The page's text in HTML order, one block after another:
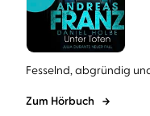
Fesselnd, abgründig
Zum Hörbuch